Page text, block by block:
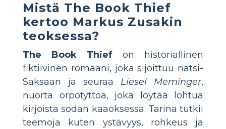
Mistä The Book Thief
kertoo Markus Zusakin
teoksessa?
The Book Thief on historiallinen
fiktiivinen romaani, joka sijoittuu natsi-
Saksaan ja seuraa Liesel Meminger,
nuorta orpotyttöä, joka löytää lohtua
kirjoista sodan kaaoksessa. Tarina tutkii
teemoja kuten ystävyys, rohkeus ja